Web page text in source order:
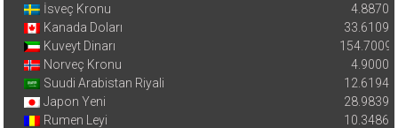
İsveç Kronu
4.8870
Kanada Doları
33.6109
Kuveyt Dinarı
154.7009
Norveç Kronu
4.9000
Suudi Arabistan Riyali
12.6194
Japon Yeni
28.9839
Rumen Leyi
10.3486